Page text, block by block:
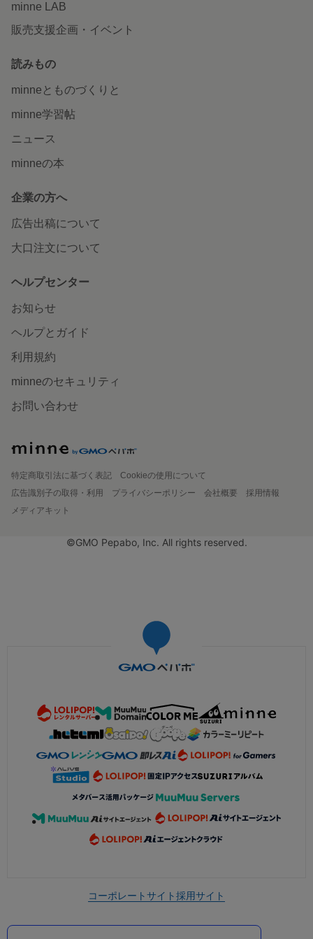
minne LAB
販売支援企画・イベント
読みもの
minneとものづくりと
minne学習帖
ニュース
minneの本
企業の方へ
広告出稿について
大口注文について
ヘルプセンター
お知らせ
ヘルプとガイド
利用規約
minneのセキュリティ
お問い合わせ
特定商取引法に基づく表記
Cookieの使用について
広告識別子の取得・利用
プライバシーポリシー 会社概要
採用情報
メディアキット
©GMO Pepabo, Inc. All rights reserved.
コーポレートサイト採用サイト